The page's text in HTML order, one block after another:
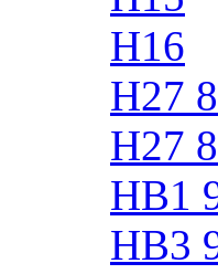
H16
H27
H27
HB1
HB3